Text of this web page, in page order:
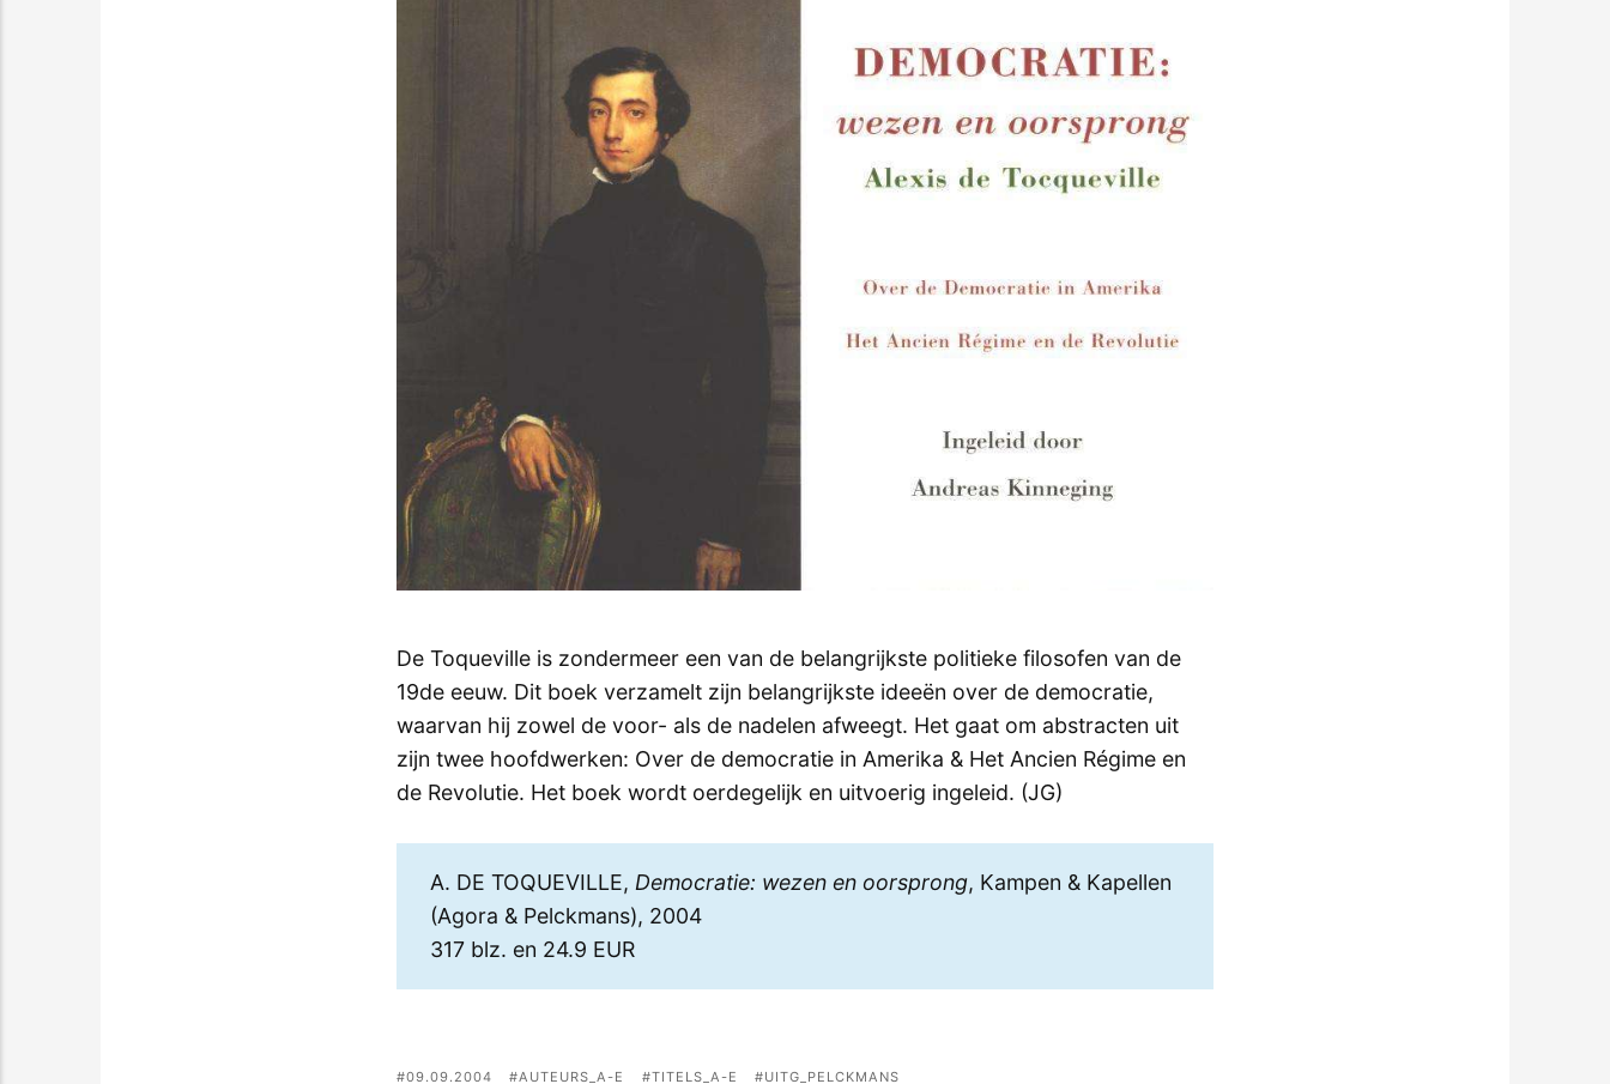
De Toqueville is zondermeer een van de belangrijkste politieke filosofen van de
19de eeuw. Dit boek verzamelt zijn belangrijkste ideeën over de democratie,
waarvan hij zowel de voor- als de nadelen afweegt. Het gaat om abstracten uit
zijn twee hoofdwerken: Over de democratie in Amerika & Het Ancien Régime en
de Revolutie. Het boek wordt oerdegelijk en uitvoerig ingeleid. (JG)
A. DE TOQUEVILLE,Democratie: wezen en oorsprong, Kampen & Kapellen
(Agora & Pelckmans), 2004
317 blz. en 24.9 EUR
09.09.2004 AUTEURS_A-E TITELS_A-E UITG_PELCKMANS